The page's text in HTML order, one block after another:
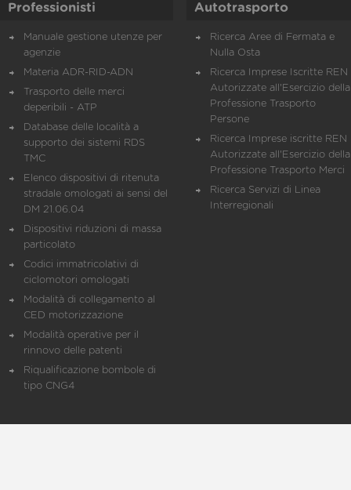
Professionisti
Manuale gestione utenze per
agenzie
Materia ADR-RID-ADN
Trasporto delle merci
deperibili - ATP
Database delle località a
supporto dei sistemi RDS
TMC
Elenco dispositivi di ritenuta
stradale omologati ai sensi del
DM 21.06.04
Dispositivi riduzioni di massa
particolato
Codici immatricolativi di
ciclomotori omologati
Modalità di collegamento al
CED motorizzazione
Modalità operative per il
rinnovo delle patenti
Riqualificazione bombole di
tipo CNG4
Autotrasporto
Ricerca Aree di Fermata e
Nulla Osta
Ricerca Imprese Iscritte REN
Autorizzate all'Esercizio della
Professione Trasporto
Persone
Ricerca Imprese iscritte REN
Autorizzate all'Esercizio della
Professione Trasporto Merci
Ricerca Servizi di Linea
Interregionali